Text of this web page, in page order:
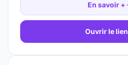
En savoir +
Ouvrir le lien